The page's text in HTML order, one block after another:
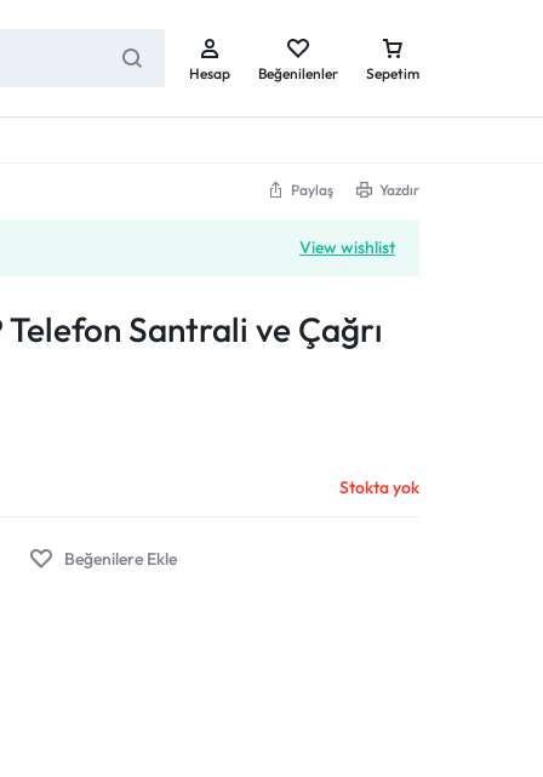
Hesap Beğenilenler Sepetim
Dect Baz Cihazlar
Paylaş Yazdır
View wishlist
Telefon Santrali ve Çağrı
Stokta yok